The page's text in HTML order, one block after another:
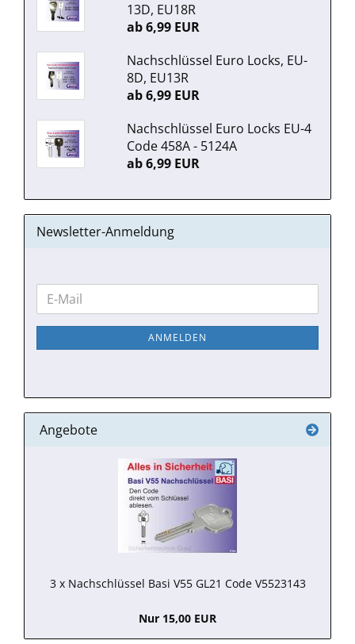
13D, EU18R
ab 6,99 EUR
Nachschlüssel Euro Locks, EU-
8D, EU13R
ab 6,99 EUR
Nachschlüssel Euro Locks EU-4
Code 458A - 5124A
ab 6,99 EUR
Newsletter-Anmeldung
WEITER
ZUR
NEWSLETTER-
E-
Mail
ANMELDEN
Angebote
3 x Nachschlüssel Basi V55 GL21 Code V5523143
Nur 15,00 EUR